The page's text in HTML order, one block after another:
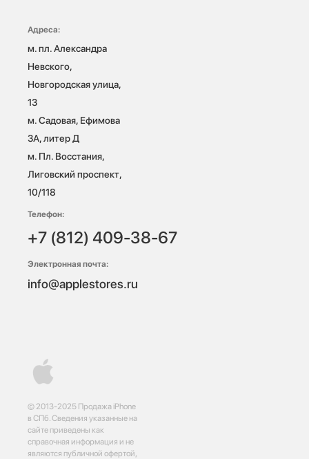
© 2013-2025 Продажа iPhone
в СПб. Сведения указанные на
сайте приведены как
справочная информация и не
являются публичной офертой,
Адреса:
м. пл. Александра
Невского,
Новгородская улица,
13
м. Садовая, Ефимова
3А, литер Д
м. Пл. Восстания,
Лиговский проспект,
10/118
Телефон:
+7 (812) 409-38-67
Электронная почта:
info@applestores.ru